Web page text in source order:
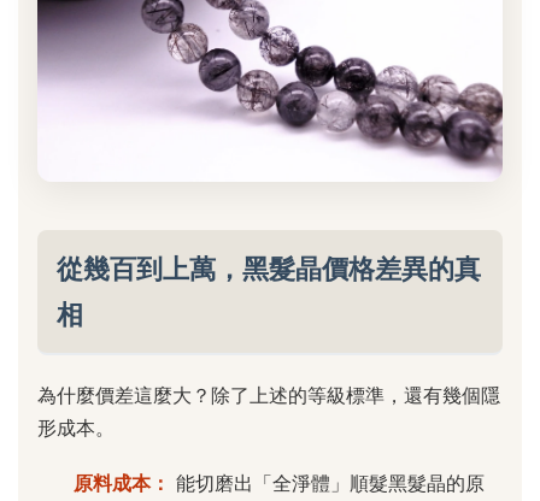
從幾百到上萬，黑髮晶價格差異的真
相
為什麼價差這麼大？除了上述的等級標準，還有幾個隱
形成本。
原料成本： 能切磨出「全淨體」順髮黑髮晶的原